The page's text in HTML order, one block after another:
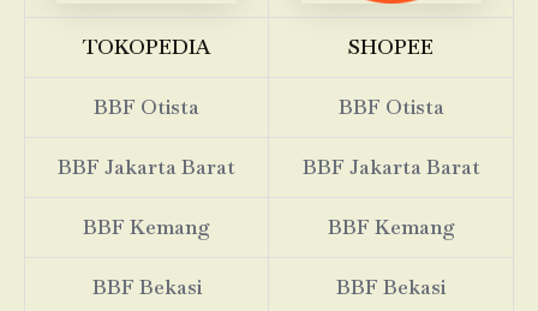
TOKOPEDIA SHOPEE
BBF Otista BBF Otista
BBF Jakarta Barat BBF Jakarta Barat
BBF Kemang BBF Kemang
BBF Bekasi BBF Bekasi